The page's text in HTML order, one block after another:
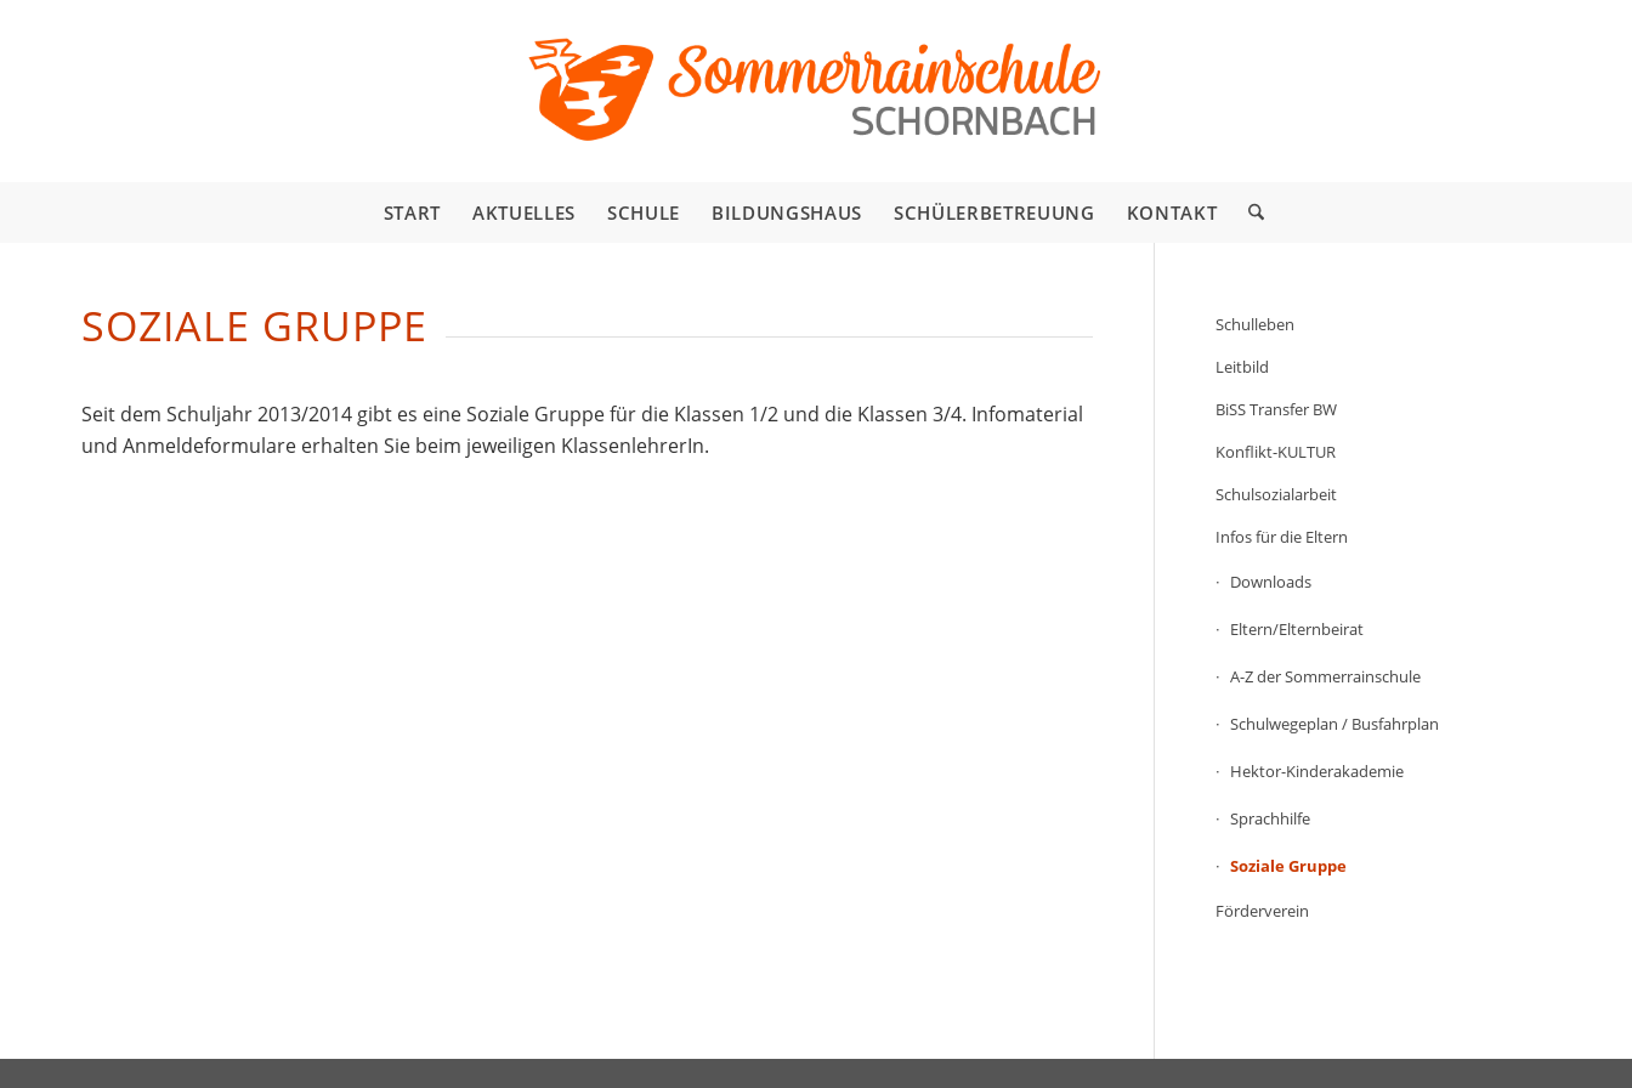
START AKTUELLES SCHULE BILDUNGSHAUS SCHÜLERBETREUUNG KONTAKT
SOZIALE GRUPPE
Seit dem Schuljahr 2013/2014 gibt es eine Soziale Gruppe für die Klassen 1/2 und die Klassen 3/4. Infomaterial
und Anmeldeformulare erhalten Sie beim jeweiligen KlassenlehrerIn.
Schulleben
Leitbild
BiSS Transfer BW
Konflikt-KULTUR
Schulsozialarbeit
Infos für die Eltern
Downloads
Eltern/Elternbeirat
A-Z der Sommerrainschule
Schulwegeplan / Busfahrplan
Hektor-Kinderakademie
Sprachhilfe
Soziale Gruppe
Förderverein